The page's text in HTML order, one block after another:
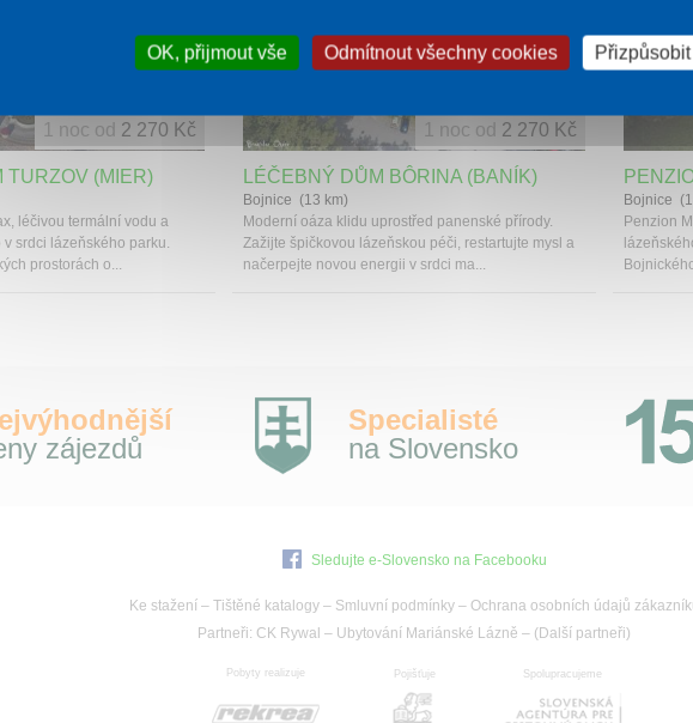
TURZOV (MIER)
léčivou termální vodu a
srdci lázeňského parku.
prostorách o...
1 noc od 2 270 Kč
LÉČEBNÝ DŮM BÔRINA (BANÍK)
Bojnice (13 km)
Moderní oáza klidu uprostřed panenské přírody.
Zažijte špičkovou lázeňskou péči, restartujte mysl a
načerpejte novou energii v srdci ma...
1 noc od 2 270 Kč
Bojnice
Penzion
zájezdů
Specialisté
na Slovensko
Sledujte e-Slovensko na Facebooku
Ke stažení – Tištěné katalogy– Smluvní podmínky– Ochrana osobních údajů
Partneři: CK Rywal – Ubytování Mariánské Lázně – (Další partneři)
Pobyty realizuje Pojišťuje Spolupracujeme
OK, přijmout vše Odmítnout všechny cookies Přizpůsobit